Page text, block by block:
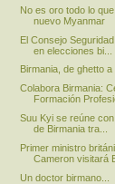
No es oro todo lo
nuevo Myanmar
El Consejo
en elecciones bi...
Birmania, de ghetto
Colabora Birmania:
Formación
Suu Kyi se reúne
de Birmania tra...
Primer ministro
Cameron visitará
Un doctor birmano...